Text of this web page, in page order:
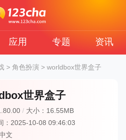
应用 专题 资讯
> 角色扮演 >worldbox世界盒子
世界盒子
/ 大小：16.55MB
：2025-10-08 09:46:03
文